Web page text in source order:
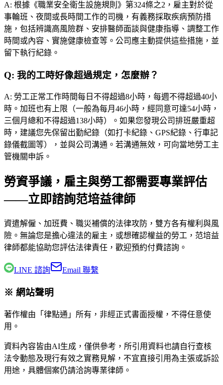
A: 根據《職業安全衛生設施規則》第324條之2，雇主對於從
事輪班、夜間或長時間工作的司機，有義務採取疾病預防措
施，包括辨識高風險群、安排醫師面談與健康指導、調整工作
時間或內容、實施健康檢查等。公司應主動提供這些措施，並
留下執行紀錄。
Q: 我的工時好像超過規定，怎麼辦？
A: 勞工正常工作時間每日不得超過8小時，每週不得超過40小
時。加班也有上限（一般為每月46小時，經同意可達54小時，
三個月總和不得超過138小時）。如果您發現公司排班嚴重超
時，建議您先保留出勤紀錄（如打卡紀錄、GPS紀錄、行車記
錄儀截圖等），並與公司溝通。若溝通無效，可向當地勞工主
管機關申訴。
勞資爭議，雇主與勞工都需要專業評估
——立即諮詢范培益律師
資遣解僱、加班費、職災補償的法律攻防，雙方各有權利與風
險。無論您是擔心違法的雇主，或想確認權益的勞工， 范培益
律師都能協助您評估法律責任，歡迎預約付費諮詢。
LINE 諮詢 Email 聯繫
※ 網站聲明
著作權由「律點通」所有，非經正式書面授權，不得任意使
用。
資料內容皆由AI生成，僅供參考，所引用資料也請自行查核
法令動態及現行有效之實務見解，不宜直接引用為主張或訴訟
用途，具體個案仍請洽詢專業律師。